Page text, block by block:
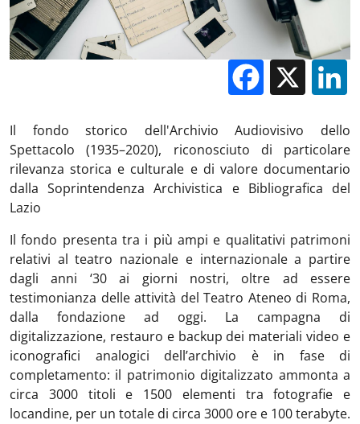
X
Il fondo storico dell'Archivio Audiovisivo dello
Spettacolo (1935–2020), riconosciuto di particolare
rilevanza storica e culturale e di valore documentario
dalla Soprintendenza Archivistica e Bibliografica del
Lazio
Il fondo presenta tra i più ampi e qualitativi patrimoni
relativi al teatro nazionale e internazionale a partire
dagli anni ‘30 ai giorni nostri, oltre ad essere
testimonianza delle attività del Teatro Ateneo di Roma,
dalla fondazione ad oggi. La campagna di
digitalizzazione, restauro e backup dei materiali video e
iconografici analogici dell’archivio è in fase di
completamento: il patrimonio digitalizzato ammonta a
circa 3000 titoli e 1500 elementi tra fotografie e
locandine, per un totale di circa 3000 ore e 100 terabyte.